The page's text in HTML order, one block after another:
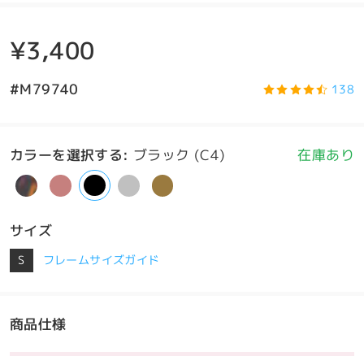
¥3,400
#M79740 138
カラーを選択する: ブラック (C4) 在庫あり
サイズ
S フレームサイズガイド
商品仕様